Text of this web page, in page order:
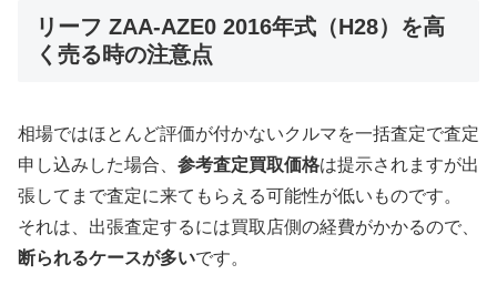
リーフ ZAA-AZE0 2016年式（H28）を高
く売る時の注意点
相場ではほとんど評価が付かないクルマを一括査定で査定
申し込みした場合、 参考査定買取価格は提示されますが出
張してまで査定に来てもらえる可能性が低いものです。
それは、出張査定するには買取店側の経費がかかるので、
断られるケースが多いです。